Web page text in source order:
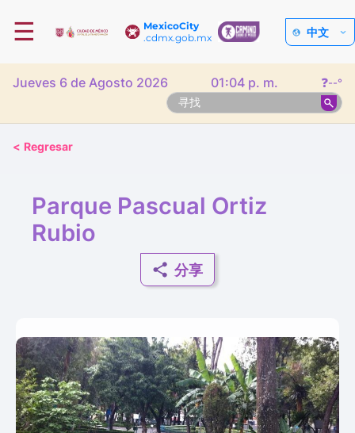
MexicoCity
.cdmx.gob.mx
☰ 中文
Jueves 6 de Agosto 2026 01:04 p. m. ❓--°
< Regresar
Parque Pascual Ortiz
Rubio
分享